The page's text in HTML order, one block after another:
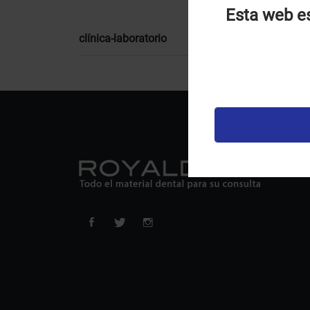
clínica-laboratorio
Esta web